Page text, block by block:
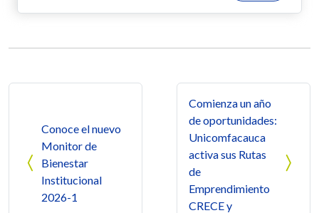
Conoce el nuevo
Monitor de
Bienestar
Institucional
2026-1
Comienza un año
de oportunidades:
Unicomfacauca
activa sus Rutas
de
Emprendimiento
CRECE y